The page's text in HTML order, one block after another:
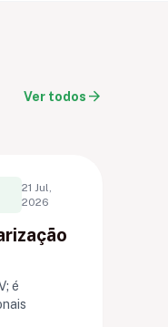
Ver todos arrow_forward
21 Jul,
2026
é